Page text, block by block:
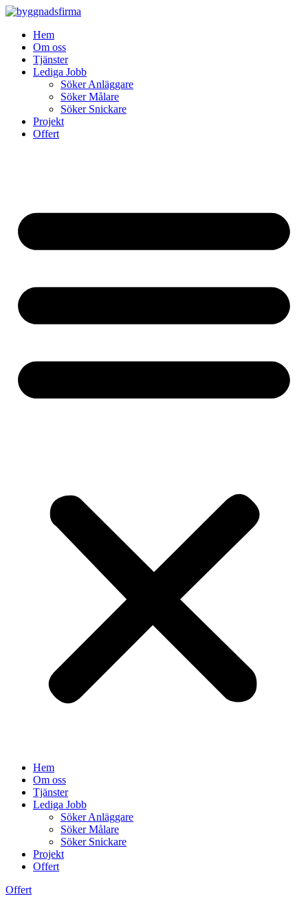
Skip
contentHem
Om oss
Tjänster
Lediga Jobb
Söker Anläggare
Söker Målare
Söker Snickare
Projekt
Offert
Hem
Om oss
Tjänster
Lediga Jobb
Söker Anläggare
Söker Målare
Söker Snickare
Projekt
Offert
Offert